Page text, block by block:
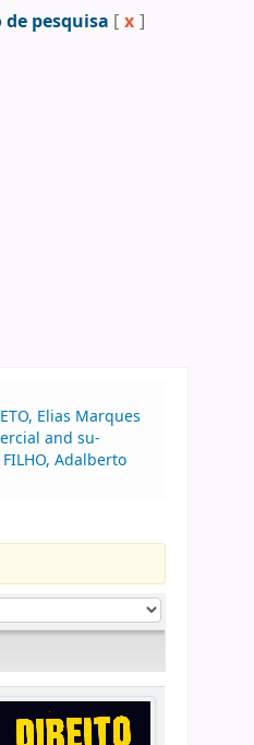
pesquisa [ x ]
Elias Marques
and su-
Adalberto